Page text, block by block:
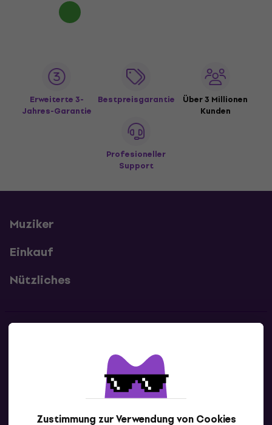
Zustimmung zur Verwendung von Cookies
Erweiterte 3-
Jahres-Garantie
Bestpreisgarantie
Über 3 Millionen
Kunden
Profesioneller
Support
Muziker
Einkauf
Nützliches
Kontaktiere uns